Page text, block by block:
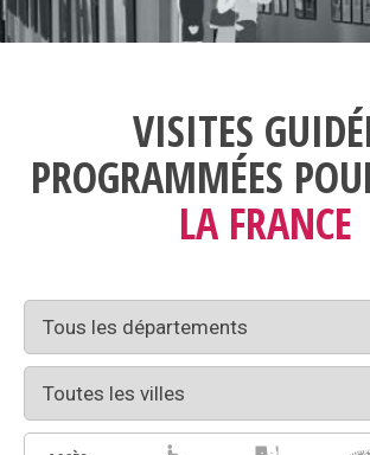
VISITES
PROGRAMMÉES
LA FRANCE